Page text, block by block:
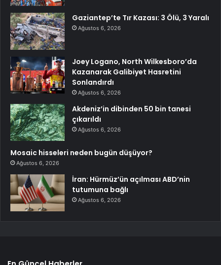
Gaziantep’te Tır Kazası: 3 Ölü, 3 Yaralı
Ağustos 6, 2026
Joey Logano, North Wilkesboro’da
Kazanarak Galibiyet Hasretini
Sonlandırdı
Ağustos 6, 2026
Akdeniz’in dibinden 50 bin tanesi
çıkarıldı
Ağustos 6, 2026
Mosaic hisseleri neden bugün düşüyor?
Ağustos 6, 2026
İran: Hürmüz’ün açılması ABD’nin
tutumuna bağlı
Ağustos 6, 2026